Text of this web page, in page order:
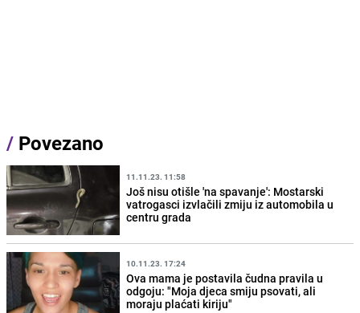
/ Povezano
11.11.23. 11:58
Još nisu otišle 'na spavanje': Mostarski
vatrogasci izvlačili zmiju iz automobila u
centru grada
10.11.23. 17:24
Ova mama je postavila čudna pravila u
odgoju: "Moja djeca smiju psovati, ali
moraju plaćati kiriju"